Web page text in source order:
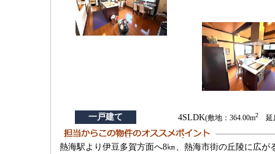
一戸建て 4SLDK(敷地：364.00m2 延
熱海駅より伊豆多賀方面へ8㎞、熱海市街の丘陵に広